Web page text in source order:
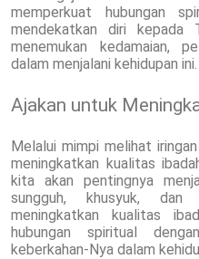
memperkuat hubungan
mendekatkan diri kepada
menemukan kedamaian,
dalam menjalani kehidupan ini.
Ajakan untuk
Melalui mimpi melihat
meningkatkan kualitas
kita akan pentingnya
sungguh, khusyuk, dan
meningkatkan kualitas
hubungan spiritual
keberkahan-Nya dalam